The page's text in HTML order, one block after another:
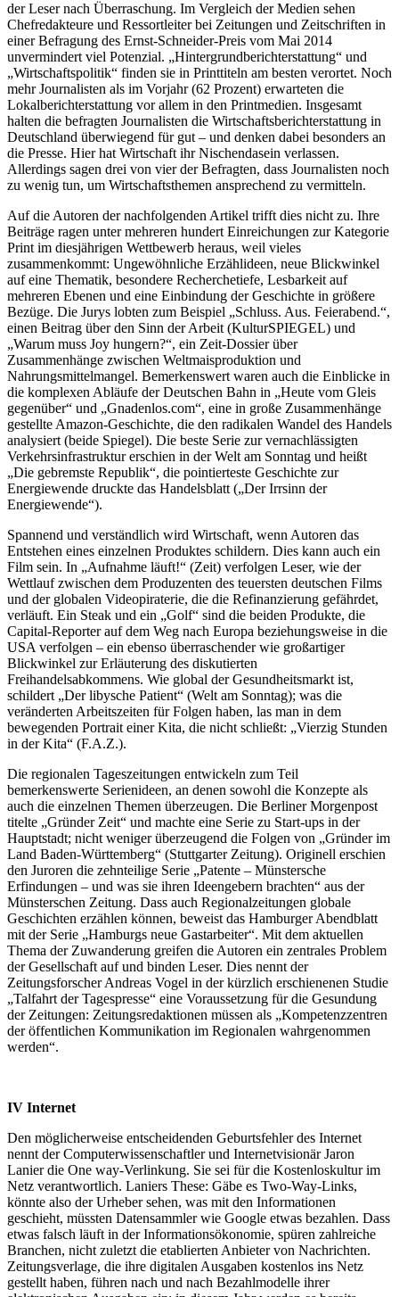
der Leser nach Überraschung. Im Vergleich der Medien sehen
Chefredakteure und Ressortleiter bei Zeitungen und Zeitschriften in
einer Befragung des Ernst-Schneider-Preis vom Mai 2014
unvermindert viel Potenzial. „Hintergrundberichterstattung“ und
„Wirtschaftspolitik“ finden sie in Printtiteln am besten verortet. Noch
mehr Journalisten als im Vorjahr (62 Prozent) erwarteten die
Lokalberichterstattung vor allem in den Printmedien. Insgesamt
halten die befragten Journalisten die Wirtschaftsberichterstattung in
Deutschland überwiegend für gut – und denken dabei besonders an
die Presse. Hier hat Wirtschaft ihr Nischendasein verlassen.
Allerdings sagen drei von vier der Befragten, dass Journalisten noch
zu wenig tun, um Wirtschaftsthemen ansprechend zu vermitteln.
Auf die Autoren der nachfolgenden Artikel trifft dies nicht zu. Ihre
Beiträge ragen unter mehreren hundert Einreichungen zur Kategorie
Print im diesjährigen Wettbewerb heraus, weil vieles
zusammenkommt: Ungewöhnliche Erzählideen, neue Blickwinkel
auf eine Thematik, besondere Recherchetiefe, Lesbarkeit auf
mehreren Ebenen und eine Einbindung der Geschichte in größere
Bezüge. Die Jurys lobten zum Beispiel „Schluss. Aus. Feierabend.“,
einen Beitrag über den Sinn der Arbeit (KulturSPIEGEL) und
„Warum muss Joy hungern?“, ein Zeit-Dossier über
Zusammenhänge zwischen Weltmaisproduktion und
Nahrungsmittelmangel. Bemerkenswert waren auch die Einblicke in
die komplexen Abläufe der Deutschen Bahn in „Heute vom Gleis
gegenüber“ und „Gnadenlos.com“, eine in große Zusammenhänge
gestellte Amazon-Geschichte, die den radikalen Wandel des Handels
analysiert (beide Spiegel). Die beste Serie zur vernachlässigten
Verkehrsinfrastruktur erschien in der Welt am Sonntag und heißt
„Die gebremste Republik“, die pointierteste Geschichte zur
Energiewende druckte das Handelsblatt („Der Irrsinn der
Energiewende“).
Spannend und verständlich wird Wirtschaft, wenn Autoren das
Entstehen eines einzelnen Produktes schildern. Dies kann auch ein
Film sein. In „Aufnahme läuft!“ (Zeit) verfolgen Leser, wie der
Wettlauf zwischen dem Produzenten des teuersten deutschen Films
und der globalen Videopiraterie, die die Refinanzierung gefährdet,
verläuft. Ein Steak und ein „Golf“ sind die beiden Produkte, die
Capital-Reporter auf dem Weg nach Europa beziehungsweise in die
USA verfolgen – ein ebenso überraschender wie großartiger
Blickwinkel zur Erläuterung des diskutierten
Freihandelsabkommens. Wie global der Gesundheitsmarkt ist,
schildert „Der libysche Patient“ (Welt am Sonntag); was die
veränderten Arbeitszeiten für Folgen haben, las man in dem
bewegenden Portrait einer Kita, die nicht schließt: „Vierzig Stunden
in der Kita“ (F.A.Z.).
Die regionalen Tageszeitungen entwickeln zum Teil
bemerkenswerte Serienideen, an denen sowohl die Konzepte als
auch die einzelnen Themen überzeugen. Die Berliner Morgenpost
titelte „Gründer Zeit“ und machte eine Serie zu Start-ups in der
Hauptstadt; nicht weniger überzeugend die Folgen von „Gründer im
Land Baden-Württemberg“ (Stuttgarter Zeitung). Originell erschien
den Juroren die zehnteilige Serie „Patente – Münstersche
Erfindungen – und was sie ihren Ideengebern brachten“ aus der
Münsterschen Zeitung. Dass auch Regionalzeitungen globale
Geschichten erzählen können, beweist das Hamburger Abendblatt
mit der Serie „Hamburgs neue Gastarbeiter“. Mit dem aktuellen
Thema der Zuwanderung greifen die Autoren ein zentrales Problem
der Gesellschaft auf und binden Leser. Dies nennt der
Zeitungsforscher Andreas Vogel in der kürzlich erschienenen Studie
„Talfahrt der Tagespresse“ eine Voraussetzung für die Gesundung
der Zeitungen: Zeitungsredaktionen müssen als „Kompetenzzentren
der öffentlichen Kommunikation im Regionalen wahrgenommen
werden“.
IV Internet
Den möglicherweise entscheidenden Geburtsfehler des Internet
nennt der Computerwissenschaftler und Internetvisionär Jaron
Lanier die One way-Verlinkung. Sie sei für die Kostenloskultur im
Netz verantwortlich. Laniers These: Gäbe es Two-Way-Links,
könnte also der Urheber sehen, was mit den Informationen
geschieht, müssten Datensammler wie Google etwas bezahlen. Dass
etwas falsch läuft in der Informationsökonomie, spüren zahlreiche
Branchen, nicht zuletzt die etablierten Anbieter von Nachrichten.
Zeitungsverlage, die ihre digitalen Ausgaben kostenlos ins Netz
gestellt haben, führen nach und nach Bezahlmodelle ihrer